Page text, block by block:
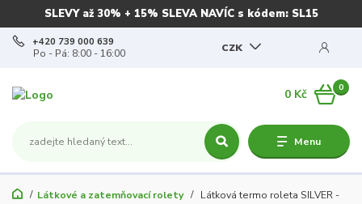
SLEVY až 30% + 15% SLEVA NAVÍC s kódem: SL15
Menu
CZK
+420 739 000 639
Po - Pá: 8:00 - 16:00
0
0 Kč
Látkové a zatemňovací rolety
Látková termo roleta SILVER -